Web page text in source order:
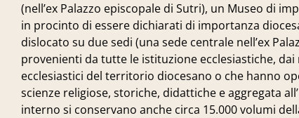
(nell’ex Palazzo episcopale di Sutri), un Museo di
in procinto di essere dichiarati di importanza
dislocato su due sedi (una sede centrale nell’ex
provenienti da tutte le istituzione ecclesiastiche,
ecclesiastici del territorio diocesano o che hanno
scienze religiose, storiche, didattiche e aggregata
interno si conservano anche circa 15.000 volumi